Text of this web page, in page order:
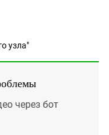
узла"
через бот